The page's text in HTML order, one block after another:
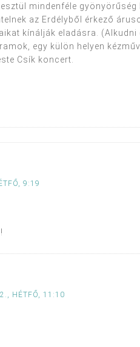
mindenféle gyönyörűség
az Erdélyből érkező
kínálják eladásra. (Alkudni
egy külön helyen
Csík koncert.
9:19
HÉTFŐ, 11:10